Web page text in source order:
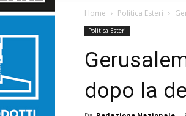
Home Politica Esteri
Politica Esteri
dopo la